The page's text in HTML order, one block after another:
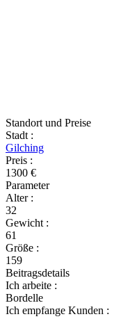
Standort und Preise
Stadt :
Gilching
Preis :
1300 €
Parameter
Alter :
32
Gewicht :
61
Größe :
159
Beitragsdetails
Ich arbeite :
Bordelle
Ich empfange Kunden :